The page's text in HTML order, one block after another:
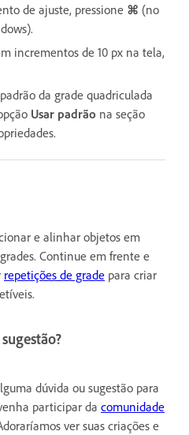
de ajuste, pressione ⌘ (no
incrementos de 10 px na tela,
da grade quadriculada
Usar padrão na seção
e alinhar objetos em
Continue em frente e
repetições de grade para criar
dúvida ou sugestão para
participar da comunidade
ver suas criações e